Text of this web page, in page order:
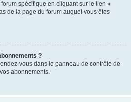
spécifique en cliquant sur le lien «
de la page du forum auquel vous êtes
?
vous dans le panneau de contrôle de
abonnements.